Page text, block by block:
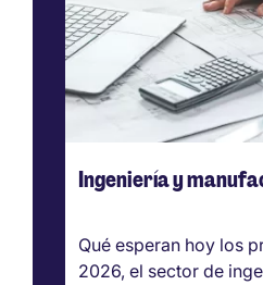
Ingeniería y
Qué esperan hoy los
2026, el sector de